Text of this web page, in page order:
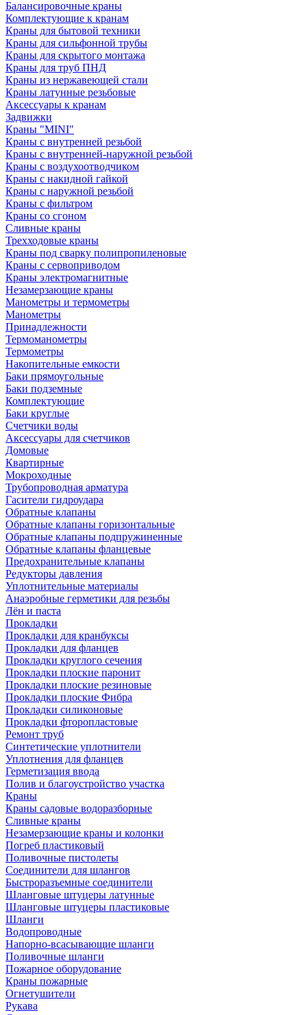
Балансировочные краны
Комплектующие к кранам
Краны для бытовой техники
Краны для сильфонной трубы
Краны для скрытого монтажа
Краны для труб ПНД
Краны из нержавеющей стали
Краны латунные резьбовые
Аксессуары к кранам
Задвижки
Краны "MINI"
Краны с внутренней резьбой
Краны с внутренней-наружной резьбой
Краны с воздухоотводчиком
Краны с накидной гайкой
Краны с наружной резьбой
Краны с фильтром
Краны со сгоном
Сливные краны
Трехходовые краны
Краны под сварку полипропиленовые
Краны с сервоприводом
Краны электромагнитные
Незамерзающие краны
Манометры и термометры
Манометры
Принадлежности
Термоманометры
Термометры
Накопительные емкости
Баки прямоугольные
Баки подземные
Комплектующие
Баки круглые
Счетчики воды
Аксессуары для счетчиков
Домовые
Квартирные
Мокроходные
Трубопроводная арматура
Гасители гидроудара
Обратные клапаны
Обратные клапаны горизонтальные
Обратные клапаны подпружиненные
Обратные клапаны фланцевые
Предохранительные клапаны
Редукторы давления
Уплотнительные материалы
Анаэробные герметики для резьбы
Лён и паста
Прокладки
Прокладки для кранбуксы
Прокладки для фланцев
Прокладки круглого сечения
Прокладки плоские паронит
Прокладки плоские резиновые
Прокладки плоские Фибра
Прокладки силиконовые
Прокладки фторопластовые
Ремонт труб
Синтетические уплотнители
Уплотнения для фланцев
Герметизация ввода
Полив и благоустройство участка
Краны
Краны садовые водоразборные
Сливные краны
Незамерзающие краны и колонки
Погреб пластиковый
Поливочные пистолеты
Соединители для шлангов
Быстроразъемные соединители
Шланговые штуцеры латунные
Шланговые штуцеры пластиковые
Шланги
Водопроводные
Напорно-всасывающие шланги
Поливочные шланги
Пожарное оборудование
Краны пожарные
Огнетушители
Рукава